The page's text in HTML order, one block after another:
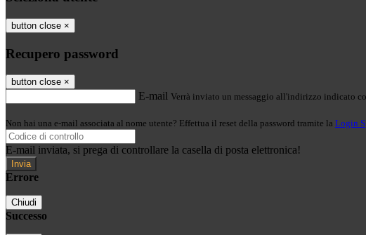
button close ×
Recupero password
button close ×
E-mail Verrà inviato un messaggio all'indirizzo indicato
Non hai una e-mail associata al nome utente? Effettua il reset della password tramite la Login
E-mail inviata, si prega di controllare la casella di posta elettronica!
Errore
Chiudi
Successo